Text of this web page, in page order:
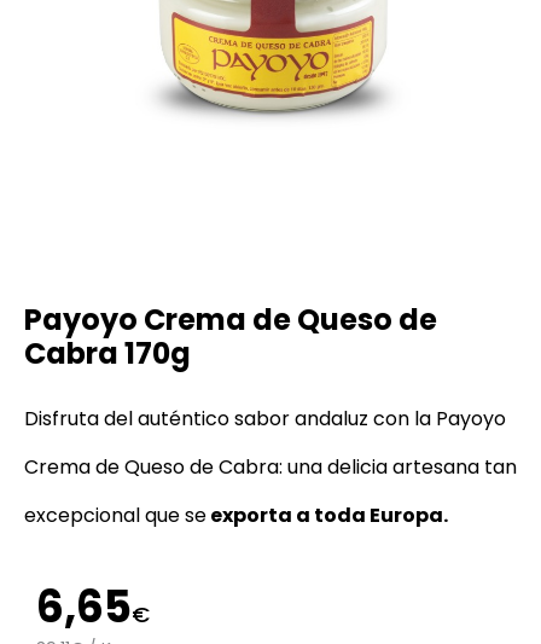
Payoyo Crema de Queso de
Cabra 170g
Disfruta del auténtico sabor andaluz con la Payoyo
Crema de Queso de Cabra: una delicia artesana tan
excepcional que seexporta a toda Europa.
6,65€